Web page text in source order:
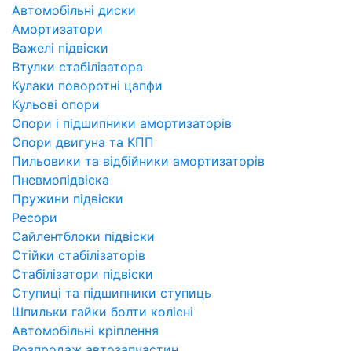
Автомобільні диски
Амортизатори
Важелі підвіски
Втулки стабілізатора
Кулаки поворотні цапфи
Кульові опори
Опори і підшипники амортизаторів
Опори двигуна та КПП
Пильовики та відбійники амортизаторів
Пневмопідвіска
Пружини підвіски
Ресори
Сайлентблоки підвіски
Стійки стабілізаторів
Стабілізатори підвіски
Ступиці та підшипники ступиць
Шпильки гайки болти колісні
Автомобільні кріплення